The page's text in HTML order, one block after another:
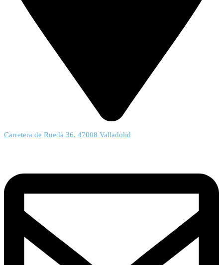
Carretera de Rueda 36. 47008 Valladolid